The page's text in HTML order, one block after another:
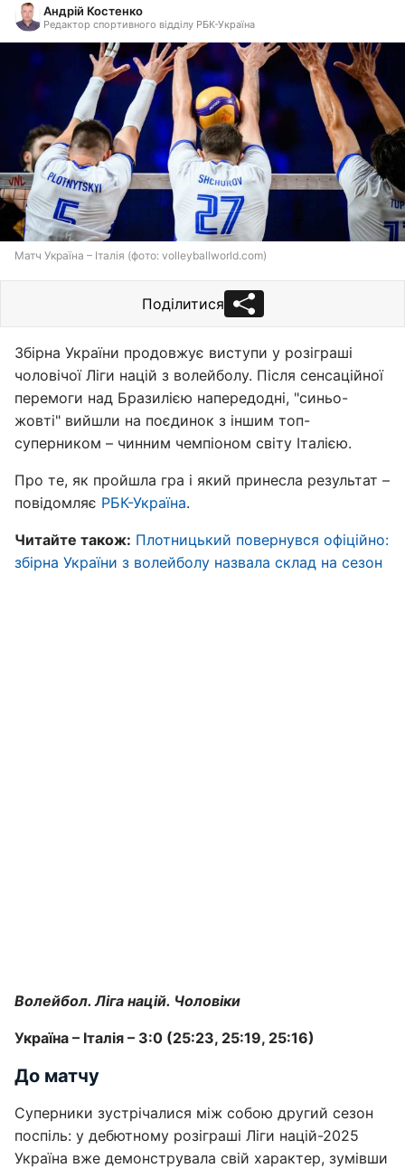
Андрій Костенко
Редактор спортивного відділу РБК-Україна
Матч Україна – Італія (фото: volleyballworld.com)
Поділитися
Збірна України продовжує виступи у розіграші
чоловічої Ліги націй з волейболу. Після сенсаційної
перемоги над Бразилією напередодні, "синьо-
жовті" вийшли на поєдинок з іншим топ-
суперником – чинним чемпіоном світу Італією.
Про те, як пройшла гра і який принесла результат –
повідомляє РБК-Україна.
Читайте також: Плотницький повернувся офіційно:
збірна України з волейболу назвала склад на сезон
Волейбол. Ліга націй. Чоловіки
Україна – Італія – 3:0 (25:23, 25:19, 25:16)
До матчу
Суперники зустрічалися між собою другий сезон
поспіль: у дебютному розіграші Ліги націй-2025
Україна вже демонструвала свій характер, зумівши